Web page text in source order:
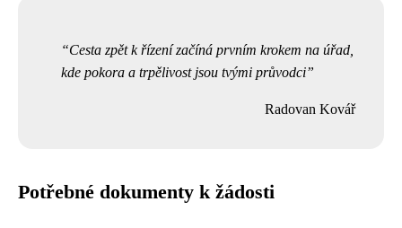
Cesta zpět k řízení začíná prvním krokem na úřad,
kde pokora a trpělivost jsou tvými průvodci
Radovan Kovář
Potřebné dokumenty k žádosti